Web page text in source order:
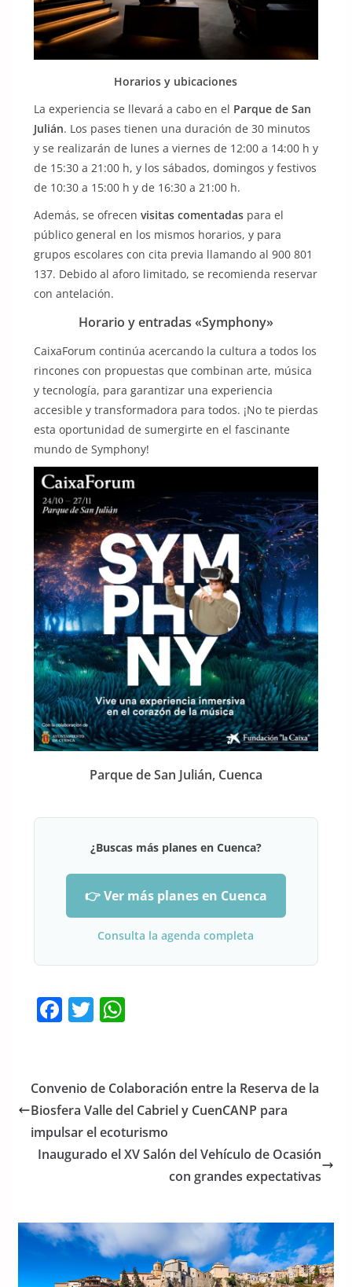
Horarios y ubicaciones
La experiencia se llevará a cabo en el Parque de San
Julián. Los pases tienen una duración de 30 minutos
y se realizarán de lunes a viernes de 12:00 a 14:00 h y
de 15:30 a 21:00 h, y los sábados, domingos y festivos
de 10:30 a 15:00 h y de 16:30 a 21:00 h.
Además, se ofrecen visitas comentadaspara el
público general en los mismos horarios, y para
grupos escolares con cita previa llamando al 900 801
137. Debido al aforo limitado, se recomienda reservar
con antelación.
Horario y entradas «Symphony»
CaixaForum continúa acercando la cultura a todos los
rincones con propuestas que combinan arte, música
y tecnología, para garantizar una experiencia
accesible y transformadora para todos. ¡No te pierdas
esta oportunidad de sumergirte en el fascinante
mundo de Symphony!
Parque de San Julián, Cuenca
¿Buscas más planes en Cuenca?
👉 Ver más planes en Cuenca
Consulta la agenda completa
F
e
b
o
o
T
er
W
s
A
p
p
Convenio de Colaboración entre la Reserva de la
Biosfera Valle del Cabriel y CuenCANP para
impulsar el ecoturismo
Inaugurado el XV Salón del Vehículo de Ocasión
con grandes expectativas